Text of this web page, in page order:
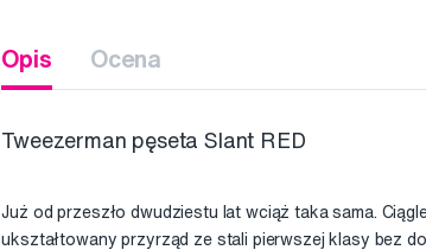
Opis Ocena
Tweezerman pęseta Slant RED
Już od przeszło dwudziestu lat wciąż taka sama.
ukształtowany przyrząd ze stali pierwszej klasy bez